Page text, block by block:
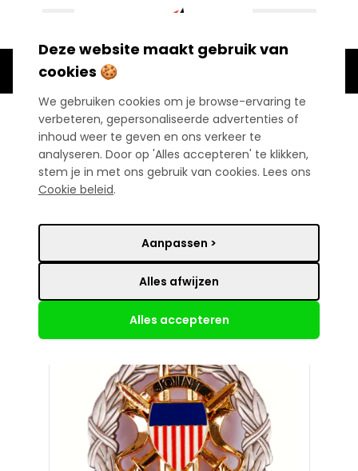
Deze website maakt gebruik van
cookies 🍪
We gebruiken cookies om je browse-ervaring te
verbeteren, gepersonaliseerde advertenties of
inhoud weer te geven en ons verkeer te
analyseren. Door op 'Alles accepteren' te klikken,
stem je in met ons gebruik van cookies. Lees ons
Cookie beleid.
Aanpassen >
Alles afwijzen
Alles accepteren
Waar ben je naar op zoek?
Home / Airsoft / Accessoires / Emblemen
Emblemen
Filters